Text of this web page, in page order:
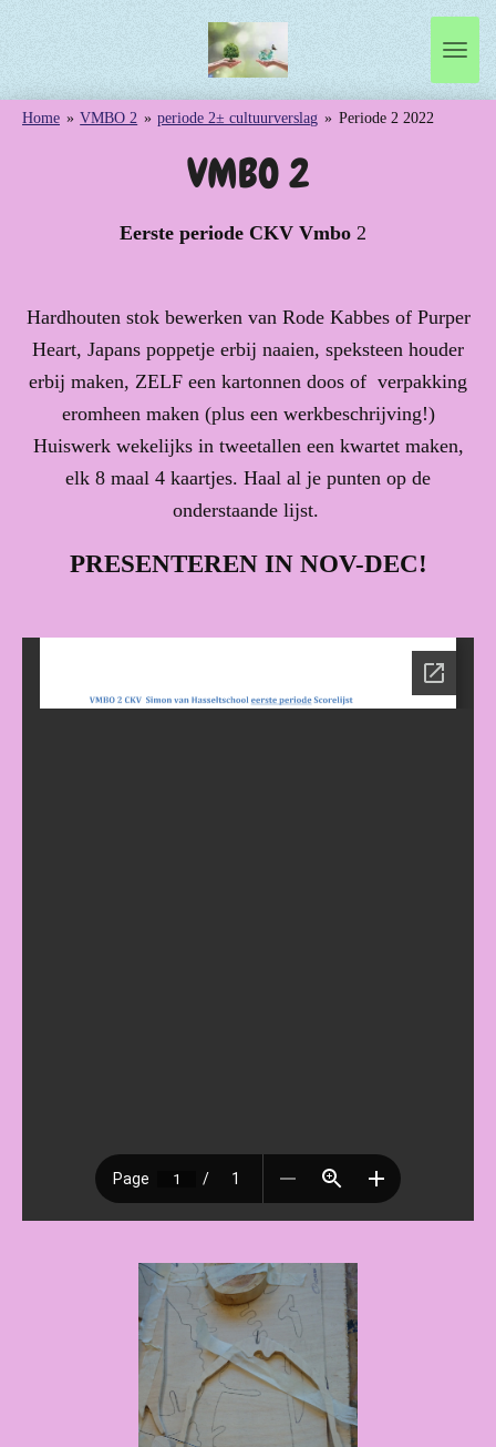
de
hoofdinhoud
Home » VMBO 2 » periode 2± cultuurverslag » Periode 2 2022
VMBO 2
Eerste periode CKV Vmbo2
Hardhouten stok bewerken van Rode Kabbes of Purper
Heart, Japans poppetje erbij naaien, speksteen houder
erbij maken, ZELF een kartonnen doos of verpakking
eromheen maken (plus een werkbeschrijving!)
Huiswerk wekelijks in tweetallen een kwartet maken,
elk 8 maal 4 kaartjes. Haal al je punten op de
onderstaande lijst.
PRESENTEREN IN NOV-DEC!